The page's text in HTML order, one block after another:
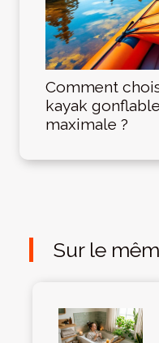
Comment
kayak
maximale ?
Sur le